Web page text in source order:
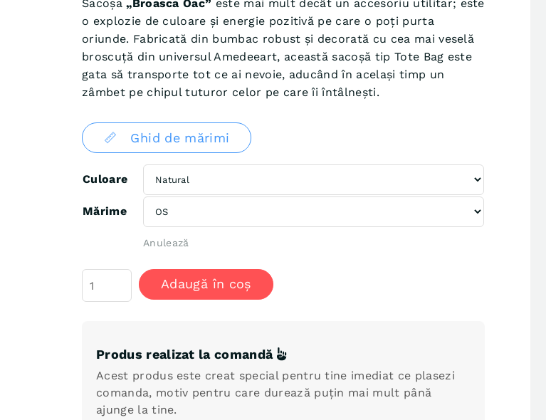
Sacoșa„Broasca Oac” este mai mult decât un accesoriu utilitar; este
o explozie de culoare și energie pozitivă pe care o poți purta
oriunde. Fabricată din bumbac robust și decorată cu cea mai veselă
broscuță din universul Amedeeart, această sacoșă tip Tote Bag este
gata să transporte tot ce ai nevoie, aducând în același timp un
zâmbet pe chipul tuturor celor pe care îi întâlnești.
📏 Ghid de mărimi
Culoare
Mărime
Anulează
Sacoșă
Oac
Adaugă în coș
Produs realizat la comandă
Acest produs este creat special pentru tine imediat ce plasezi
comanda, motiv pentru care durează puțin mai mult până
ajunge la tine.